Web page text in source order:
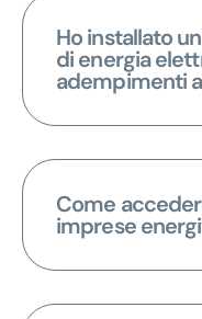
Ho installato
di energia
adempimenti
Come
imprese